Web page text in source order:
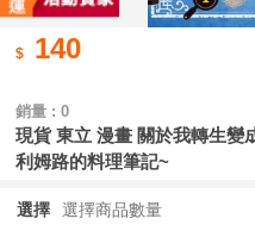
140
銷量 : 0
現貨 東立 漫畫 關於我轉生變
利姆路的料理筆記~
選擇 選擇商品數量